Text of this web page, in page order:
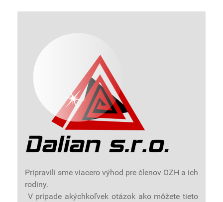
Pripravili sme viacero výhod pre členov OZH a ich
rodiny.
V prípade akýchkoľvek otázok ako môžete tieto